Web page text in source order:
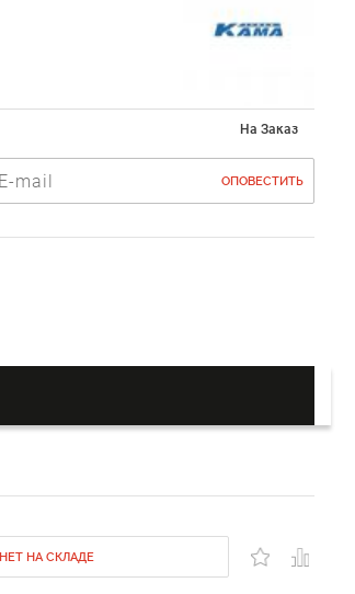
На Заказ
ОПОВЕСТИТЬ
НЕТ НА СКЛАДЕ